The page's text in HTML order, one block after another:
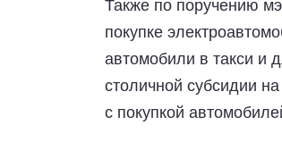
Также по поручению
покупке
автомобили в такси и
столичной субсидии
с покупкой